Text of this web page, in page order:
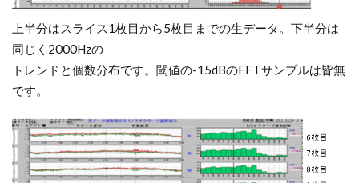
上半分はスライス1枚目から5枚目までの生データ。下半分は
同じく2000Hzの
トレンドと個数分布です。閾値の-15dBのFFTサンプルは皆無
です。